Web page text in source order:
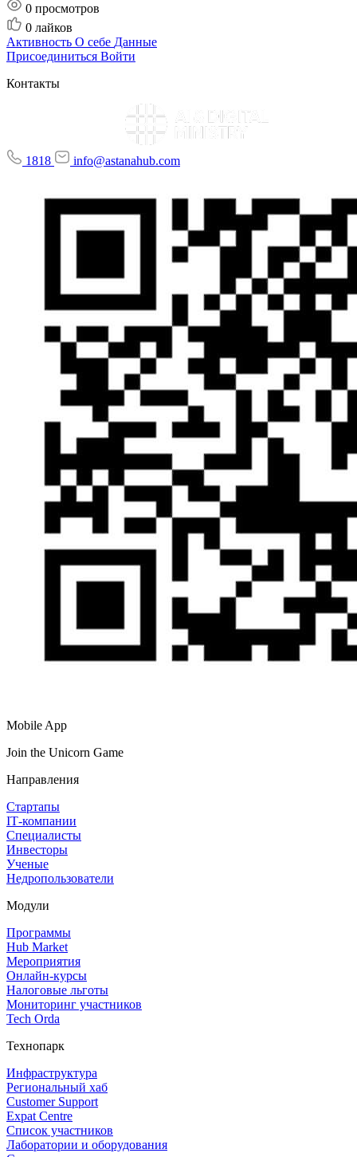
0 просмотров
0 лайков
Активность О себе Данные
Присоединиться Войти
Контакты
1818 info@astanahub.com
Mobile App
Join the Unicorn Game
Направления
Стартапы
IT‑компании
Специалисты
Инвесторы
Ученые
Недропользователи
Модули
Программы
Hub Market
Мероприятия
Онлайн‑курсы
Налоговые льготы
Мониторинг участников
Tech Orda
Технопарк
Инфраструктура
Региональный хаб
Customer Support
Expat Centre
Список участников
Лаборатории и оборудования